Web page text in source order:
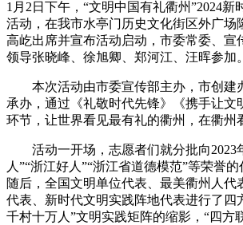
1月2日下午，“文明中国有礼衢州”2024新
活动，在我市水亭门历史文化街区外广场
高屹出席并宣布活动启动，市委常委、宣
领导张晓峰、徐旭卿、郑河江、汪晖参加。
本次活动由市委宣传部主办，市创建
承办，通过《礼敬时代先锋》《携手让文
环节，让世界看见最有礼的衢州，在衢州
活动一开场，志愿者们就分批向2023
人”“浙江好人”“浙江省道德模范”等荣誉的
随后，全国文明单位代表、最美衢州人代
代表、新时代文明实践阵地代表进行了四
千村十万人”文明实践矩阵的缩影，“四方